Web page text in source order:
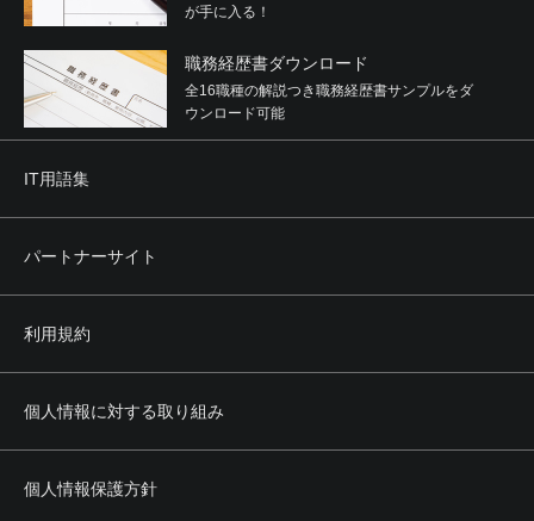
が手に入る！
職務経歴書ダウンロード
全16職種の解説つき職務経歴書サンプルをダ
ウンロード可能
IT用語集
パートナーサイト
利用規約
個人情報に対する取り組み
個人情報保護方針